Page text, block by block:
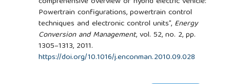
Powertrain configurations, powertrain control
techniques and electronic control units”, Energy
Conversion and Management, vol. 52, no. 2, pp.
1305–1313, 2011.
https://doi.org/10.1016/j.enconman.2010.09.028